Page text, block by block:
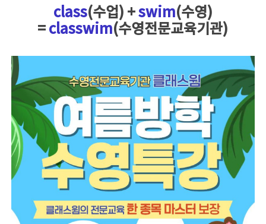
class(수업) +swim(수영)
= classwim(수영전문교육기관)